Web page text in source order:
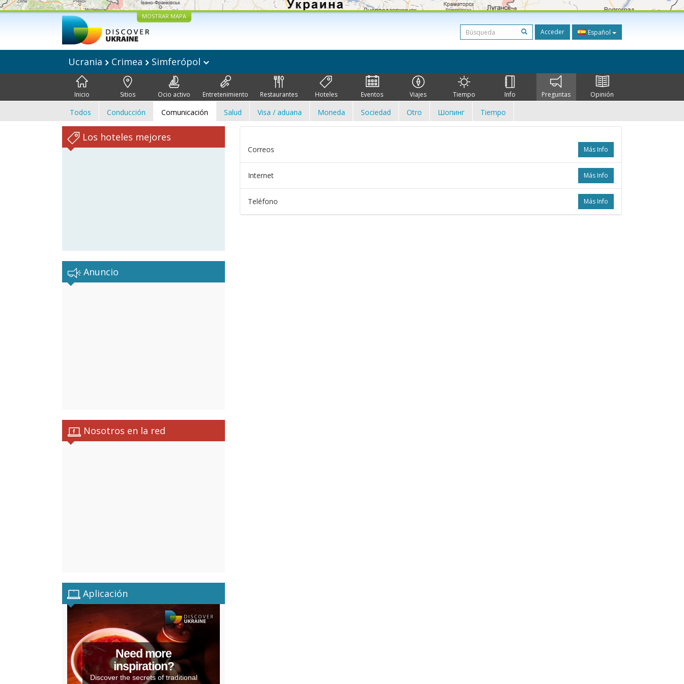
MOSTRAR MAPA
Acceder Español
Ucrania Crimea Simferópol
Inicio Sitios Ocio activo Entretenimiento Restaurantes Hoteles Eventos Viajes Tiempo Info Preguntas Opinión
Todos Conducción Comunicación Salud Visa / aduana Moneda Sociedad Otro Шопинг Tiempo
Los hoteles mejores
Anuncio
Nosotros en la red
Aplicación
Need more
inspiration?
Discover the secrets of traditional
Más Info
Correos
Más Info
Internet
Más Info
Teléfono